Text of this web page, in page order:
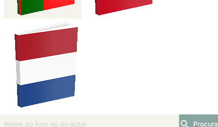
Procura